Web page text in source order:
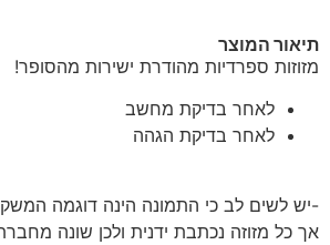
תיאור המוצר
מזוזות ספרדיות מהודרת ישירות מהסופר!
לאחר בדיקת מחשב
לאחר בדיקת הגהה
-יש לשים לב כי התמונה הינה דוגמה
אך כל מזוזה נכתבת ידנית ולכן שונה